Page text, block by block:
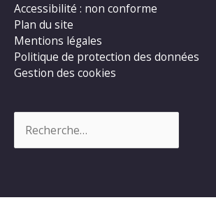
Accessibilité : non conforme
Plan du site
Mentions légales
Politique de protection des données
Gestion des cookies